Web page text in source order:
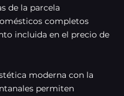
de la parcela
completos
incluida en el precio de
moderna con la
permiten